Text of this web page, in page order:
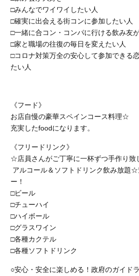
□みんなでワイワイしたい人
□確実に出会える街コンに参加したい人
□一緒に合コン・コンパに行ける飲み友
□家と職場の往復の毎日を変えたい人
□コロナ対策万全の安心して参加できる
たい人
《フード》
お店自慢の豪華スペインコース料理☆
充実したfoodになります。
《フリードリンク》
☆店員さんがご丁寧に一杯ずつ手作り致
アルコール＆ソフトドリンク飲み放題☆
ー！
□ビール
□チューハイ
□ハイボール
□グラスワイン
□各種カクテル
□各種ソフトドリンク
○安心・安全に楽しめる！政府のガイド